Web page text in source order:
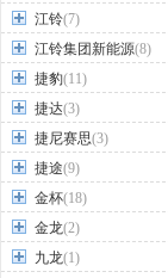
江铃(7)
江铃集团新能源(8)
捷豹(11)
捷达(3)
捷尼赛思(3)
捷途(9)
金杯(18)
金龙(2)
九龙(1)